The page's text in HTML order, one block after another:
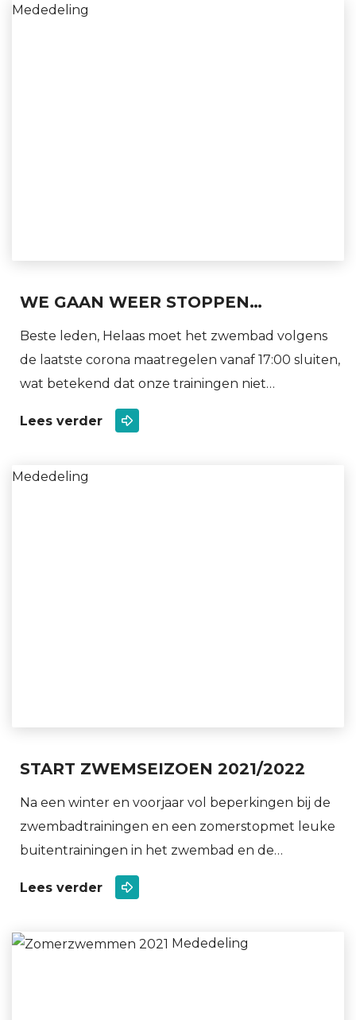
Mededeling
WE GAAN WEER STOPPEN…
Beste leden, Helaas moet het zwembad volgens
de laatste corona maatregelen vanaf 17:00 sluiten,
wat betekend dat onze trainingen niet…
Lees verder
Mededeling
START ZWEMSEIZOEN 2021/2022
Na een winter en voorjaar vol beperkingen bij de
zwembadtrainingen en een zomerstopmet leuke
buitentrainingen in het zwembad en de…
Lees verder
Mededeling